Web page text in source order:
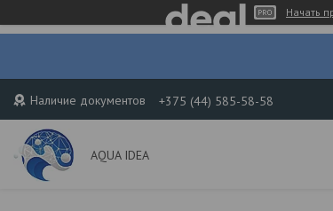
Начать
Наличие документов +375 (44) 585-58-58
AQUA IDEA